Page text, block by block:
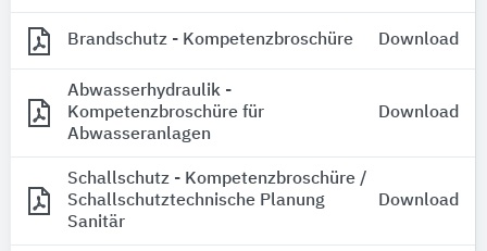
Brandschutz - Kompetenzbroschüre Download
Abwasserhydraulik -
Kompetenzbroschüre für
Abwasseranlagen
Download
Schallschutz - Kompetenzbroschüre /
Schallschutztechnische Planung
Sanitär
Download